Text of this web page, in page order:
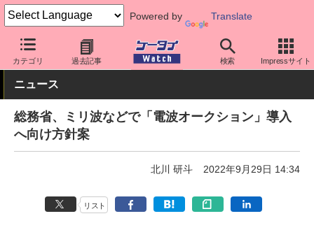
Powered by Translate
カテゴリ 過去記事 検索 Impressサイト
ケータイ Watch 業界動向 政策
ニュース
総務省、ミリ波などで「電波オークション」導入
へ向け方針案
北川 研斗 2022年9月29日 14:34
リスト